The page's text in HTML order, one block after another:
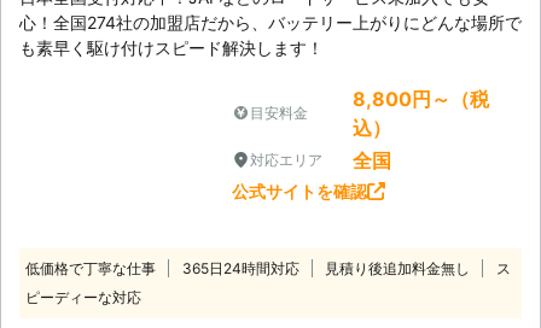
心！全国274社の加盟店だから、バッテリー上がりにどんな場所で
も素早く駆け付けスピード解決します！
目安料金
8,800円～（税
込）
対応エリア 全国
公式サイトを確認
低価格で丁寧な仕事 365日24時間対応 見積り後追加料金無し
ス
ピーディーな対応